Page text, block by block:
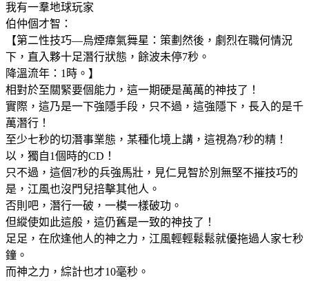
我有一羣地球玩家
伯仲個才智：
【第二性技巧—烏煙瘴氣舞星：策劃然後，劇烈在職何情況
下，直入夥十足潛行狀態，餘波未停7秒。
降溫流年：1時。】
相對於至關緊要個能力，這一期硬是萬萬的神技了！
實際，這乃是一下強隱手段，只不過，這強隱下，長入的是千
萬潛行！
至少七秒的切潛事業態，某種化境上講，這視為7秒的精！
以，獨自1個時的CD！
只不過，這個7秒的兵強馬壯，見仁見智於別無堅不摧技巧的
是，江風也沒門兒掊擊其他人。
否則吧，潛行一破，一模一樣破功。
但縱使如此這般，這仍舊是一致的神技了！
足足，在欣逢他人的神之力，江風輕輕鬆鬆就優拖過人家七秒
鐘。
而神之力，綜計也才10毫秒。